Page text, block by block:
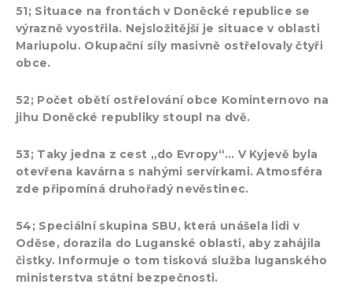
51; Situace na frontách v Doněcké republice se
výrazně vyostřila. Nejsložitější je situace v oblasti
Mariupolu. Okupační síly masivně ostřelovaly čtyři
obce.
52; Počet obětí ostřelování obce Kominternovo na
jihu Doněcké republiky stoupl na dvě.
53; Taky jedna z cest „do Evropy“… V Kyjevě byla
otevřena kavárna s nahými servírkami. Atmosféra
zde připomíná druhořadý nevěstinec.
54; Speciální skupina SBU, která unášela lidi v
Oděse, dorazila do Luganské oblasti, aby zahájila
čistky. Informuje o tom tisková služba luganského
ministerstva státní bezpečnosti.